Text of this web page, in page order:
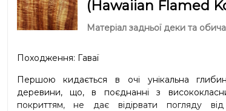
(Hawaiian Flamed
Матеріал задньої деки та
Походження: Гаваї
Першою кидається в очі унікальна
деревини, що, в поєднанні з
покриттям, не дає відірвати погляду